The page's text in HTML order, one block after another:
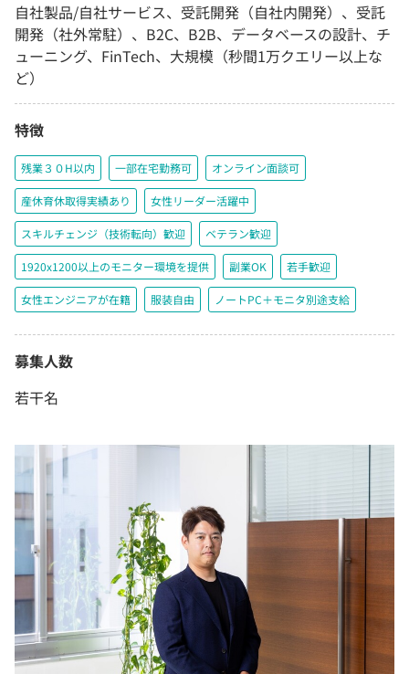
自社製品/自社サービス、受託開発（自社内開発）、受託
開発（社外常駐）、B2C、B2B、データベースの設計、チ
ューニング、FinTech、大規模（秒間1万クエリー以上な
ど）
特徴
残業３０H以内 一部在宅勤務可 オンライン面談可
産休育休取得実績あり 女性リーダー活躍中
スキルチェンジ（技術転向）歓迎 ベテラン歓迎
1920x1200以上のモニター環境を提供 副業OK 若手歓迎
女性エンジニアが在籍 服装自由 ノートPC＋モニタ別途支給
募集人数
若干名